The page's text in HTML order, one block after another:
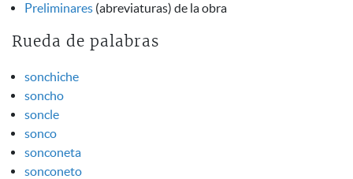
Preliminares (abreviaturas) de la obra
Rueda de palabras
sonchiche
soncho
soncle
sonco
sonconeta
sonconeto